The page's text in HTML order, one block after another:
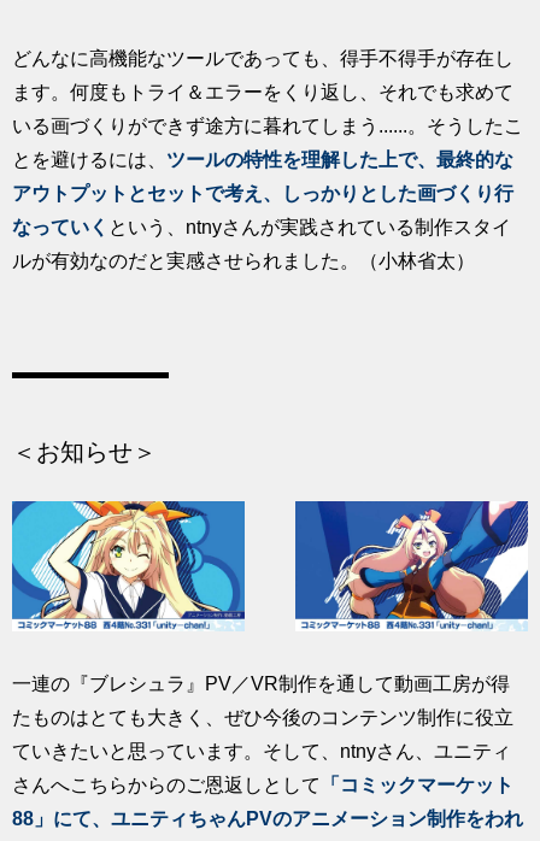
どんなに高機能なツールであっても、得手不得手が存在し
ます。何度もトライ＆エラーをくり返し、それでも求めて
いる画づくりができず途方に暮れてしまう......。そうしたこ
とを避けるには、 ツールの特性を理解した上で、最終的な
アウトプットとセットで考え、しっかりとした画づくり行
なっていく という、ntnyさんが実践されている制作スタイ
ルが有効なのだと実感させられました。（小林省太）
＜お知らせ＞
一連の『ブレシュラ』PV／VR制作を通して動画工房が得
たものはとても大きく、ぜひ今後のコンテンツ制作に役立
ていきたいと思っています。そして、ntnyさん、ユニティ
さんへこちらからのご恩返しとして
「コミックマーケット
88」にて、ユニティちゃんPVのアニメーション制作をわれ